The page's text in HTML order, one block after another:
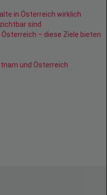
in Österreich wirklich
sind
– diese Ziele bieten
und Österreich